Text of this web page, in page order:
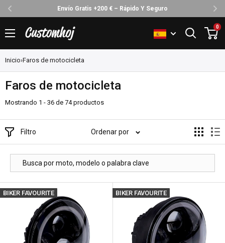
30 Días Devolución Sin Complicaciones
directamente
al
contenido
Customhoj
0
Inicio›Faros de motocicleta
Faros de motocicleta
Mostrando 1 - 36 de 74 productos
Filtro Ordenar por
BIKER FAVOURITE BIKER FAVOURITE